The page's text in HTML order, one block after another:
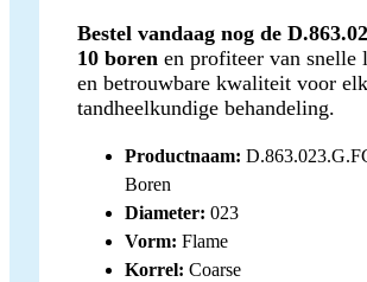
Bestel vandaag nog de
10 boren en profiteer van snelle
en betrouwbare kwaliteit voor
tandheelkundige behandeling.
Productnaam:
Boren
Diameter: 023
Vorm: Flame
Korrel: Coarse